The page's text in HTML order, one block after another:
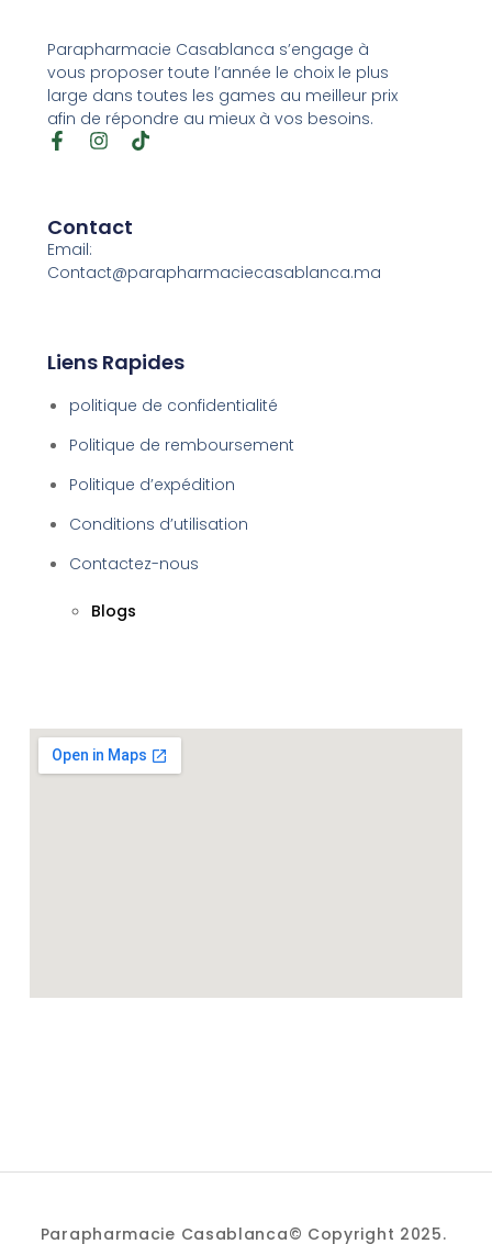
Parapharmacie Casablanca s’engage à
vous proposer toute l’année le choix le plus
large dans toutes les games au meilleur prix
afin de répondre au mieux à vos besoins.
Contact
Email:
Contact@parapharmaciecasablanca.ma
Liens Rapides
politique de confidentialité
Politique de remboursement
Politique d’expédition
Conditions d’utilisation
Contactez-nous
Blogs
Parapharmacie Casablanca© Copyright 2025.